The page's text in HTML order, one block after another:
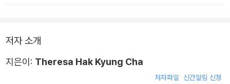
저자 소개
지은이: Theresa Hak Kyung Cha
저자파일 신간알림 신청